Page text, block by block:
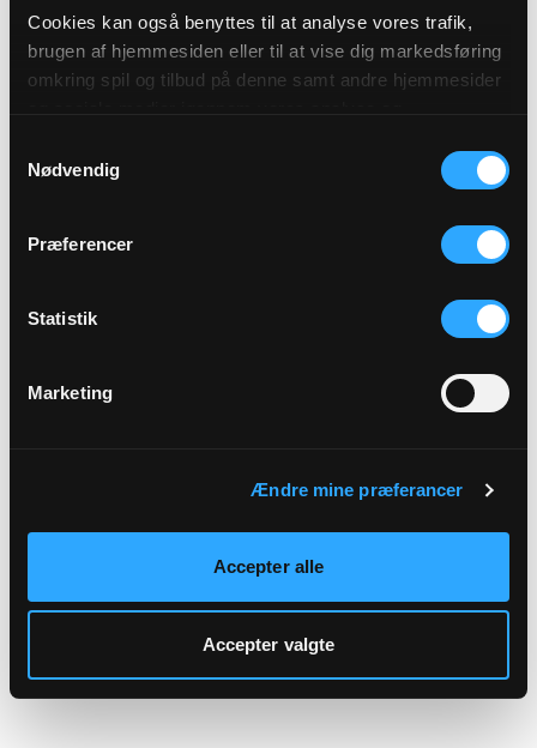
Cookies kan også benyttes til at analyse vores trafik,
brugen af hjemmesiden eller til at vise dig markedsføring
omkring spil og tilbud på denne samt andre hjemmesider
af cookies under "Detaljer" eller ved at klikke videre til
vores Cookiepolitik, som du finder i bunden af vores
Nødvendig
Præferencer
Statistik
Marketing
Ændre mine præferancer
Accepter alle
Accepter valgte